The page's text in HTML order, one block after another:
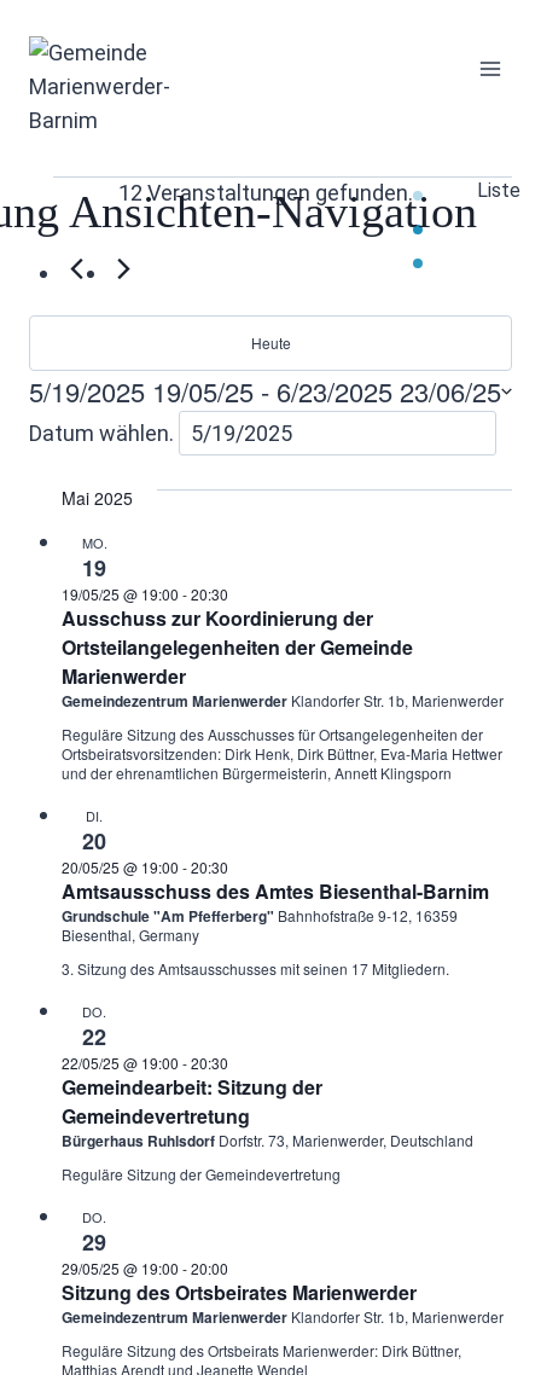
Inhalt
springen
12 Veranstaltungen gefunden.
Veranstaltungen
Ansichten-NavigationListe
Heute
5/19/2025 19/05/25 - 6/23/2025 23/06/25
Datum wählen.
Mai 2025
MO.
19
Ausschuss zur Koordinierung der
Ortsteilangelegenheiten der Gemeinde
Marienwerder
19/05/25 @ 19:00 -20:30
Gemeindezentrum Marienwerder Klandorfer Str. 1b, Marienwerder
Reguläre Sitzung des Ausschusses für Ortsangelegenheiten der
Ortsbeiratsvorsitzenden: Dirk Henk, Dirk Büttner, Eva-Maria Hettwer
und der ehrenamtlichen Bürgermeisterin, Annett Klingsporn
DI.
20
Amtsausschuss des Amtes Biesenthal-Barnim
20/05/25 @ 19:00 -20:30
Grundschule "Am Pfefferberg" Bahnhofstraße 9-12, 16359
Biesenthal, Germany
3. Sitzung des Amtsausschusses mit seinen 17 Mitgliedern.
DO.
22
Gemeindearbeit: Sitzung der
Gemeindevertretung
22/05/25 @ 19:00 -20:30
Bürgerhaus Ruhlsdorf Dorfstr. 73, Marienwerder, Deutschland
Reguläre Sitzung der Gemeindevertretung
DO.
29
Sitzung des Ortsbeirates Marienwerder
29/05/25 @ 19:00 -20:00
Gemeindezentrum Marienwerder Klandorfer Str. 1b, Marienwerder
Reguläre Sitzung des Ortsbeirats Marienwerder: Dirk Büttner,
Matthias Arendt und Jeanette Wendel